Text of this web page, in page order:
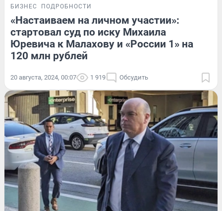
БИЗНЕС ПОДРОБНОСТИ
«Настаиваем на личном участии»:
стартовал суд по иску Михаила
Юревича к Малахову и «России 1» на
120 млн рублей
20 августа, 2024, 00:07 1 919 Обсудить